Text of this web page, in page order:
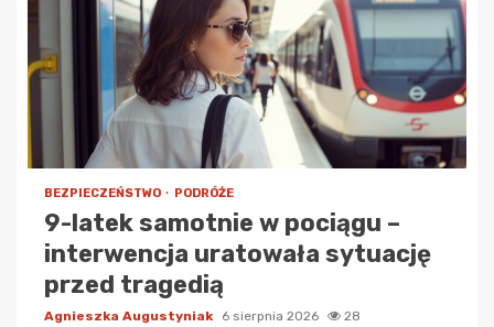
BEZPIECZEŃSTWO PODRÓŻE
9-latek samotnie w pociągu –
interwencja uratowała sytuację
przed tragedią
Agnieszka Augustyniak 6 sierpnia 2026 28